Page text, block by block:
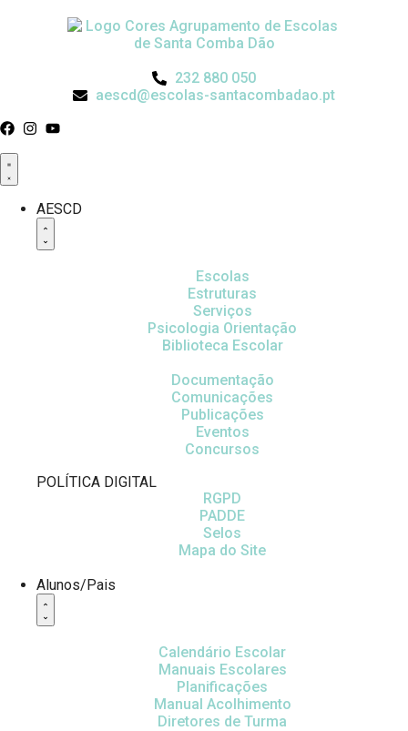
232 880 050
aescd@escolas-santacombadao.pt
AESCD
Escolas
Estruturas
Serviços
Psicologia Orientação
Biblioteca Escolar
Documentação
Comunicações
Publicações
Eventos
Concursos
POLÍTICA DIGITAL
RGPD
PADDE
Selos
Mapa do Site
Alunos/Pais
Calendário Escolar
Manuais Escolares
Planificações
Manual Acolhimento
Diretores de Turma